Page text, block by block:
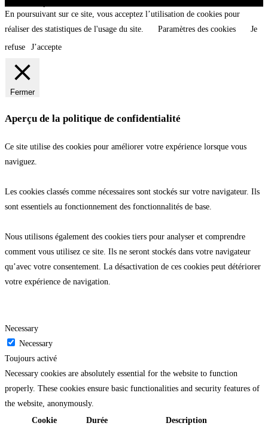
En poursuivant sur ce site, vous acceptez l’utilisation de cookies pour
réaliser des statistiques de l'usage du site.
Paramètres des cookies
Je
refuse
J’accepte
Fermer
Aperçu de la politique de confidentialité
Ce site utilise des cookies pour améliorer votre expérience lorsque vous
naviguez.
Les cookies classés comme nécessaires sont stockés sur votre navigateur. Ils
sont essentiels au fonctionnement des fonctionnalités de base.
Nous utilisons également des cookies tiers pour analyser et comprendre
comment vous utilisez ce site. Ils ne seront stockés dans votre navigateur
qu’avec votre consentement. La désactivation de ces cookies peut détériorer
votre expérience de navigation.
Necessary
Necessary
Toujours activé
Necessary cookies are absolutely essential for the website to function
properly. These cookies ensure basic functionalities and security features of
the website, anonymously.
Cookie
Durée Description